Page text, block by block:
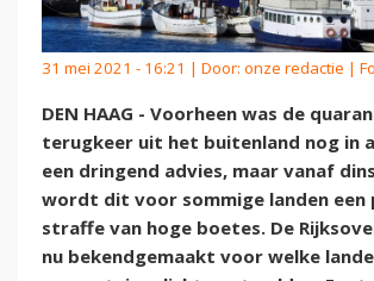
31 mei 2021 - 16:21 | Door: onze redactie |
DEN HAAG - Voorheen was de
terugkeer uit het buitenland nog in
een dringend advies, maar vanaf
wordt dit voor sommige landen een
straffe van hoge boetes. De
nu bekendgemaakt voor welke